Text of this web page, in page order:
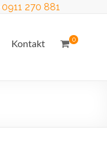
0911 270 881
0
Kontakt